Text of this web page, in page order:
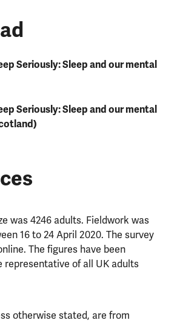
Seriously: Sleep and our mental
Seriously: Sleep and our mental
was 4246 adults. Fieldwork was
16 to 24 April 2020. The survey
The figures have been
representative of all UK adults
otherwise stated, are from